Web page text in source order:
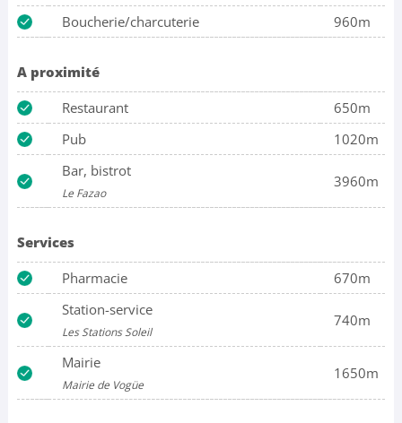
Boucherie/charcuterie 960m
A proximité
Restaurant
650m
Pub
1020m
Bar, bistrot
Le Fazao
3960m
Services
Pharmacie
670m
Station-service
Les Stations Soleil
740m
Mairie
Mairie de Vogüe
1650m